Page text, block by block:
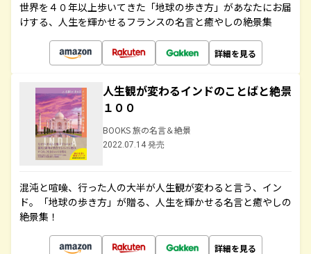
世界を４０年以上歩いてきた「地球の歩き方」があなたにお届
けする、人生を輝かせるフランスの名言と癒やしの絶景集
詳細を見る
人生観が変わるインドのことばと絶景
１００
BOOKS 旅の名言＆絶景
2022.07.14 発売
混沌と喧噪、行った人の大半が人生観が変わると言う、イン
ド。「地球の歩き方」が贈る、人生を輝かせる名言と癒やしの
絶景集！
詳細を見る